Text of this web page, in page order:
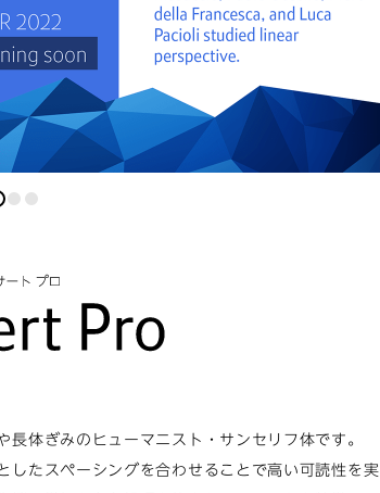
0 0
体ぎみのヒューマニスト・サンセリフ体です。
したスペーシングを合わせることで高い可読性を実